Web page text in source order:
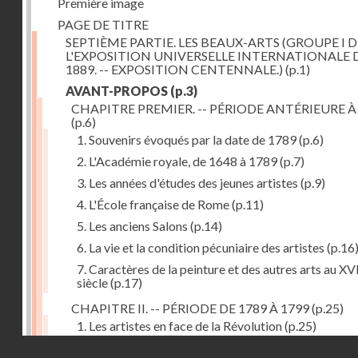
PAGE DE TITRE
SEPTIÈME PARTIE. LES BEAUX-ARTS (GROUPE I
L'EXPOSITION UNIVERSELLE INTERNATIONALE
1889. -- EXPOSITION CENTENNALE.) (p.1)
AVANT-PROPOS (p.3)
CHAPITRE PREMIER. -- PÉRIODE ANTÉRIEURE
(p.6)
1. Souvenirs évoqués par la date de 1789(p.6)
2. L'Académie royale, de 1648 à 1789(p.7)
3. Les années d'études des jeunes artistes (p.9)
4. L'École française de Rome(p.11)
5. Les anciens Salons (p.14)
6. La vie et la condition pécuniaire des artistes (p.16)
7. Caractères de la peinture et des autres arts au
siècle(p.17)
CHAPITRE II. -- PÉRIODE DE 1789 À 1799(p.25)
1. Les artistes en face de la Révolution(p.25)